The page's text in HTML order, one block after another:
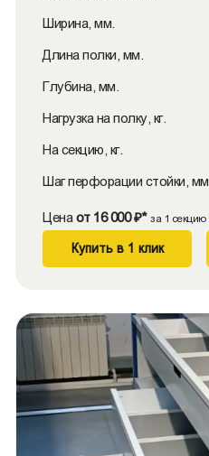
Ширина, мм.
Длина полки, мм.
Глубина, мм.
Нагрузка на полку, кг.
На секцию, кг.
Шаг перфорации стойки, мм.
Цена от 16 000 ₽* за 1 секцию
Купить в 1 клик